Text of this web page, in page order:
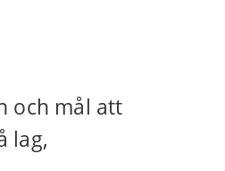
och mål att
lag,